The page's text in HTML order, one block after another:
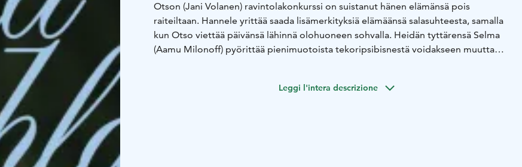
Otson (Jani Volanen) ravintolakonkurssi on suistanut hänen elämänsä pois
raiteiltaan. Hannele yrittää saada lisämerkityksiä elämäänsä salasuhteesta, samalla
kun Otso viettää päivänsä lähinnä olohuoneen sohvalla. Heidän tyttärensä Selma
(Aamu Milonoff) pyörittää pienimuotoista tekoripsibisnestä voidakseen muuttaa
Leggi l'intera descrizione